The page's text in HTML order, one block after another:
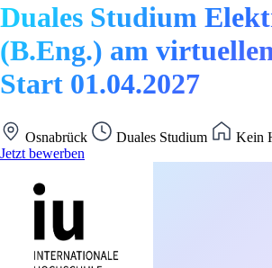
Duales Studium
(B.Eng.) am
Start 01.04.2027
Osnabrück Duales Studium
Kein
Jetzt bewerben